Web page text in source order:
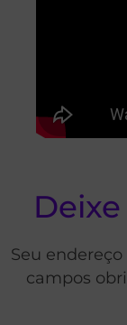
Seu
campos